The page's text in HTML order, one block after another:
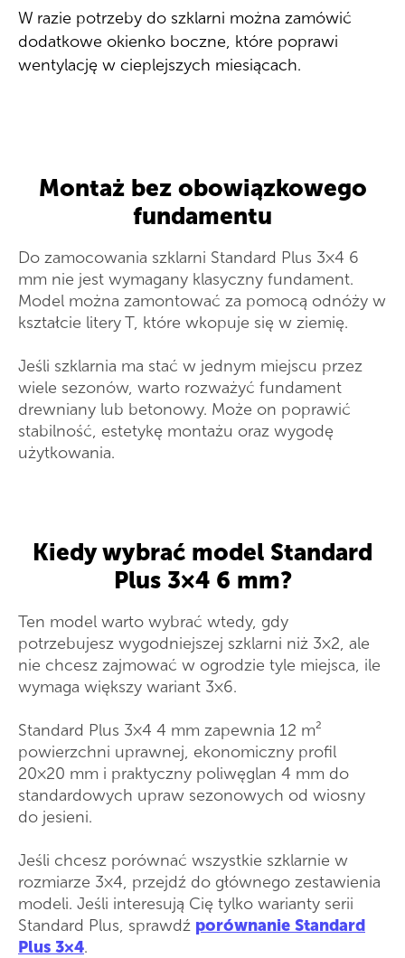
W razie potrzeby do szklarni można zamówić
dodatkowe okienko boczne, które poprawi
wentylację w cieplejszych miesiącach.
Montaż bez obowiązkowego
fundamentu
Do zamocowania szklarni Standard Plus 3×4 6
mm nie jest wymagany klasyczny fundament.
Model można zamontować za pomocą odnóży w
kształcie litery T, które wkopuje się w ziemię.
Jeśli szklarnia ma stać w jednym miejscu przez
wiele sezonów, warto rozważyć fundament
drewniany lub betonowy. Może on poprawić
stabilność, estetykę montażu oraz wygodę
użytkowania.
Kiedy wybrać model Standard
Plus 3×4 6 mm?
Ten model warto wybrać wtedy, gdy
potrzebujesz wygodniejszej szklarni niż 3×2, ale
nie chcesz zajmować w ogrodzie tyle miejsca, ile
wymaga większy wariant 3×6.
Standard Plus 3×4 4 mm zapewnia 12 m²
powierzchni uprawnej, ekonomiczny profil
20×20 mm i praktyczny poliwęglan 4 mm do
standardowych upraw sezonowych od wiosny
do jesieni.
Jeśli chcesz porównać wszystkie szklarnie w
rozmiarze 3×4, przejdź do głównego zestawienia
modeli. Jeśli interesują Cię tylko warianty serii
Standard Plus, sprawdź porównanie Standard
Plus 3×4.